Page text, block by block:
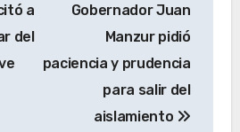
a
del
Gobernador Juan
Manzur pidió
paciencia y prudencia
para salir del
aislamiento